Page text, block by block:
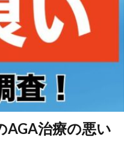
AGA治療の悪い